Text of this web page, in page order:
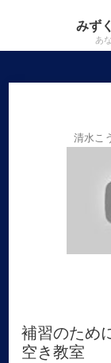
みず
あ
清水こ
補習のため
空き教室